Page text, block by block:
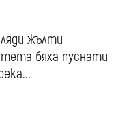
жълти
бяха пуснати